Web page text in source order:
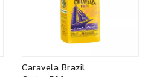
Caravela Brazil